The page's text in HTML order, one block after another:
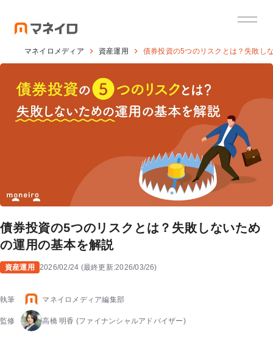
マネイロメディア 資産運用 債券投資の5つのリスクとは？失敗し
債券投資の5つのリスクとは？失敗しないため
の運用の基本を解説
資産運用 2026/02/24 (最終更新:2026/03/26)
執筆 マネイロメディア編集部
監修 高橋 明香 (ファイナンシャルアドバイザー)